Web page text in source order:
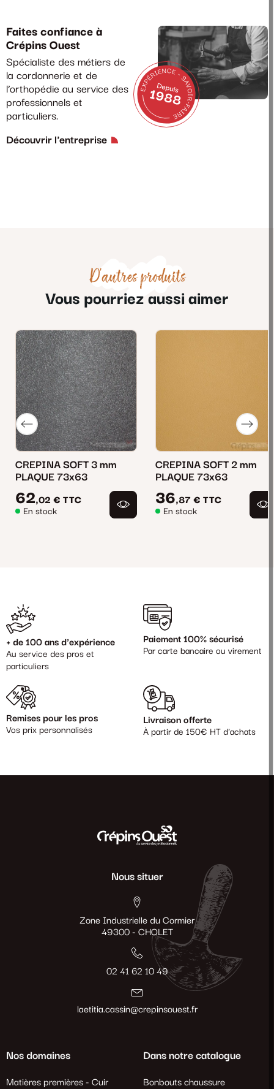
Faites confiance à
Crépins Ouest
Spécialiste des métiers de
la cordonnerie et de
l’orthopédie au service des
professionnels et
particuliers.
Découvrir l'entreprise
D'autres produits
Vous pourriez aussi aimer
CREPINA SOFT 3 mm
PLAQUE 73x63
62,02 € TTC
En stock
CREPINA SOFT 2 mm
PLAQUE 73x63
36,87 € TTC
En stock
+ de 100 ans d'expérience
Au service des pros et
particuliers
Paiement 100% sécurisé
Par carte bancaire ou virement
Remises pour les pros
Vos prix personnalisés
Livraison offerte
À partir de 150€ HT d'achats
Nous situer
Zone Industrielle du Cormier
49300 - CHOLET
02 41 62 10 49
laetitia.cassin@crepinsouest.fr
Nos domaines
Matières premières - Cuir
Dans notre catalogue
Bonbouts chaussure